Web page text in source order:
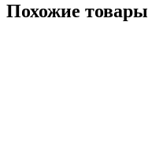
Похожие товары